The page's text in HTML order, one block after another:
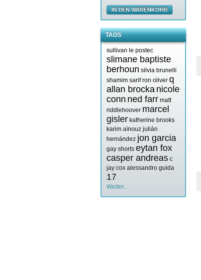
IN DEN WARENKORB
TAGS
sullivan le postec
slimane baptiste
berhoun silvia brunelli
shamim sarif ron oliver q
allan brocka nicole
conn ned farr matt
riddlehoover marcel
gisler katherine brooks
karim aïnouz julián
hernández jon garcia
gay shorts eytan fox
casper andreas c
jay cox alessandro guida
17
Weiter...